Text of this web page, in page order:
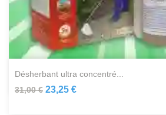
désherbant ultra concentré...
31,00 € 23,25 €